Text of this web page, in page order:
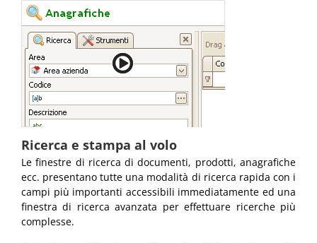
Ricerca e stampa al volo
Le finestre di ricerca di documenti, prodotti, anagrafiche
ecc. presentano tutte una modalità di ricerca rapida con i
campi più importanti accessibili immediatamente ed una
finestra di ricerca avanzata per effettuare ricerche più
complesse.